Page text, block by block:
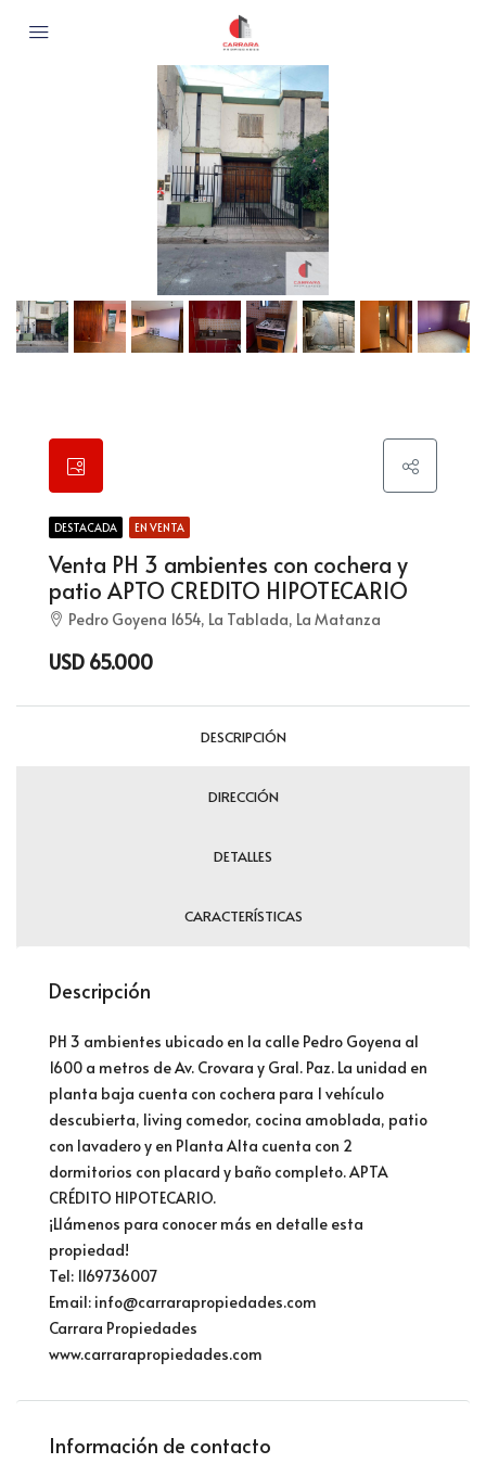
DESTACADA EN VENTA
Venta PH 3 ambientes con cochera y
patio APTO CREDITO HIPOTECARIO
Pedro Goyena 1654, La Tablada, La Matanza
USD 65.000
DESCRIPCIÓN
DIRECCIÓN
DETALLES
CARACTERÍSTICAS
Descripción
PH 3 ambientes ubicado en la calle Pedro Goyena al
1600 a metros de Av. Crovara y Gral. Paz. La unidad en
planta baja cuenta con cochera para 1 vehículo
descubierta, living comedor, cocina amoblada, patio
con lavadero y en Planta Alta cuenta con 2
dormitorios con placard y baño completo. APTA
CRÉDITO HIPOTECARIO.
¡Llámenos para conocer más en detalle esta
propiedad!
Tel: 1169736007
Email: info@carrarapropiedades.com
Carrara Propiedades
www.carrarapropiedades.com
Información de contacto